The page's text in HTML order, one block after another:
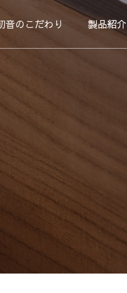
音のこだわり 製品紹介